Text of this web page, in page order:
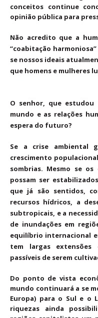
conceitos continue
opinião pública para
Não acredito que a
“coabitação
se nossos ideais
que homens e mulheres
O senhor, que
mundo e as relações
espera do futuro?
Se a crise ambiental
crescimento
sombrias. Mesmo se
possam ser
que já são sentidos,
recursos hídricos, a
subtropicais, e a
de inundações em
equilíbrio internacional
tem largas
passíveis de serem
Do ponto de vista
mundo continuará a se
Europa) para o Sul e o
riquezas ainda